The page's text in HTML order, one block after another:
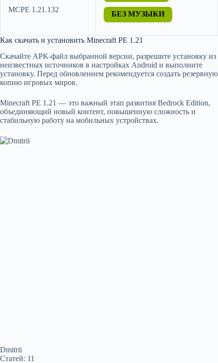
MCPE 1.21.132
БЕЗ МУЗЫКИ
Как скачать и установить Minecraft PE 1.21
Скачайте APK-файл выбранной версии, разрешите установку из
неизвестных источников в настройках Android и выполните
установку. Перед обновлением рекомендуется создать резервную
копию игровых миров.
Minecraft PE 1.21 — это важный этап развития Bedrock Edition,
объединяющий новый контент, повышенную сложность и
стабильную работу на мобильных устройствах.
Dmitrii
Статей: 11